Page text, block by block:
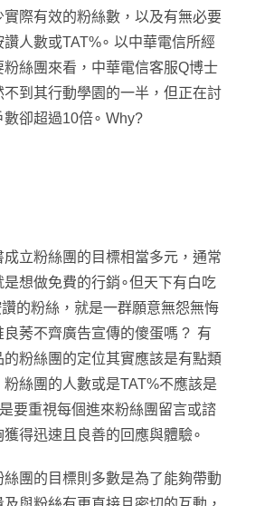
實際有效的粉絲數 ， 以及有無必要
人數或TAT%∘ 以中華電信所經
粉絲團來看，中華電信客服Q博士
不到其行動學園的一半，但正在討
數卻超過10倍∘ Why?
成立粉絲團的目標相當多元 ， 通常
是想做免費的行銷∘但天下有白吃
的粉絲 ，就是一群願意無怨無悔
良莠不齊廣告宣傳的傻蛋嗎 ? 有
粉絲團的定位其實應該是有點類
粉絲團的人數或是TAT%不應該是
要重視每個進來粉絲團留言或諮
獲得迅速且良善的回應與體驗∘
團的目標則多數是為了能夠帶動